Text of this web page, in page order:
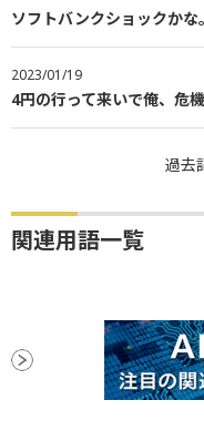
ソフトバンクショックかな
2023/01/19
4円の行って来いで俺、危
過去
関連用語一覧